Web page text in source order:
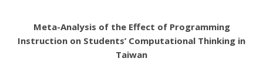
Meta-Analysis of the Effect of Programming
Instruction on Students’ Computational Thinking in
Taiwan